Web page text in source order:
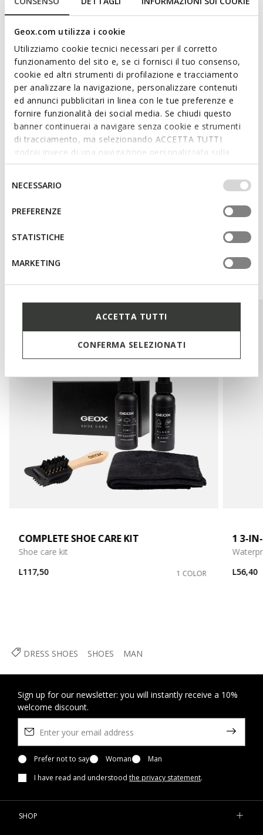
Geox.com utilizza i cookie
Utilizziamo cookie tecnici necessari per il corretto
funzionamento del sito e, se ci fornisci il tuo consenso,
cookie ed altri strumenti di profilazione e tracciamento
per analizzare la navigazione, personalizzare contenuti
ed annunci pubblicitari in linea con le tue preferenze e
fornire funzionalità dei social media. Se chiudi questo
banner continuerai a navigare senza cookie e strumenti
di tracciamento, ma selezionando ACCETTA TUTTI
godrai invece di una navigazione personalizzata sulla
base dei tuoi gusti ed interessi. Selezionando
IMPOSTAZIONI potrai anche scegliere quali cookies ed
altri strumenti di tracciamento autorizzare. Per maggiori
informazioni o per modificare in qualsiasi momento le
tue impostazioni, visita la nostra
consenso
NECESSARIO
PREFERENZE
STATISTICHE
MARKETING
ACCETTA TUTTI
CONFERMA SELEZIONATI
classic black version, it features a soft smooth leather upper
with a contemporary design. Walk Pleasure B is suitable for
both special occasions and business looks.
ITEM CODE:
U657KB00043C9999
Features
Enhanced cushioning effect based on the Zero Shock
System
Lace fastening
Materials
Technologies
DRESS SHOES SHOES MAN
You may also like
COMPLETE SHOE CARE KIT
Shoe care kit
L117,50
1 COLOR
1 3-
L56,40
Sign up for our newsletter: you will instantly receive a 10%
welcome discount.
Prefer not to say Woman
Man
I have read and understood the privacy statement.
SHOP